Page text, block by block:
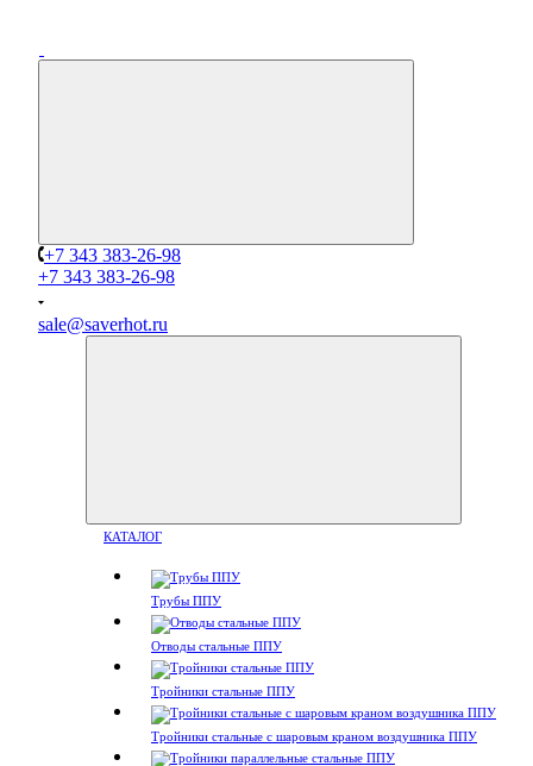
+7 343 383-26-98
+7 343 383-26-98
sale@saverhot.ru
КАТАЛОГ
Трубы ППУ
Отводы стальные ППУ
Тройники стальные ППУ
Тройники стальные с шаровым краном воздушника ППУ